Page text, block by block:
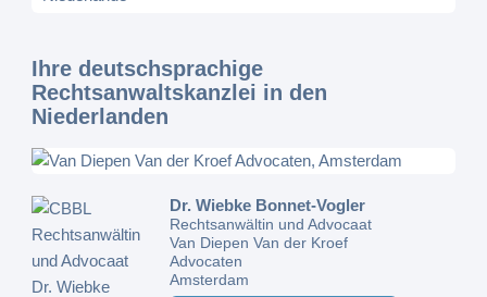
Ihre deutschsprachige
Rechtsanwaltskanzlei in den
Niederlanden
Dr. Wiebke Bonnet-Vogler
Rechtsanwältin und Advocaat
Van Diepen Van der Kroef
Advocaten
Amsterdam